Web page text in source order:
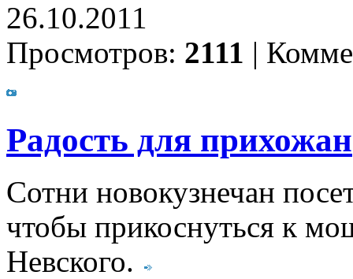
26.10.2011
Просмотров: 2111 |
Радость для прихожан
Сотни новокузнечан
чтобы прикоснуться к
Невского.